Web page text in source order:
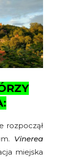
rozpoczął
Vinerea
miejska